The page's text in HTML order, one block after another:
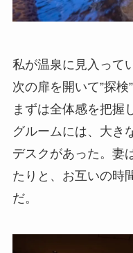
私が温泉に見入って
次の扉を開いて”探検
まずは全体感を把握
グルームには、大き
デスクがあった。妻
たりと、お互いの時
だ。